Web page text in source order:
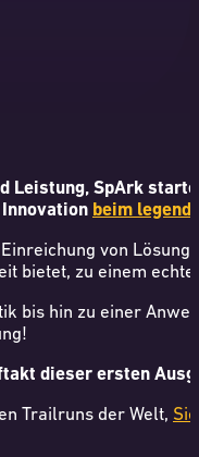
Leistung, SpArk
beim
von
bietet, zu einem
bis hin zu einer
dieser ersten
Trailruns der Welt,